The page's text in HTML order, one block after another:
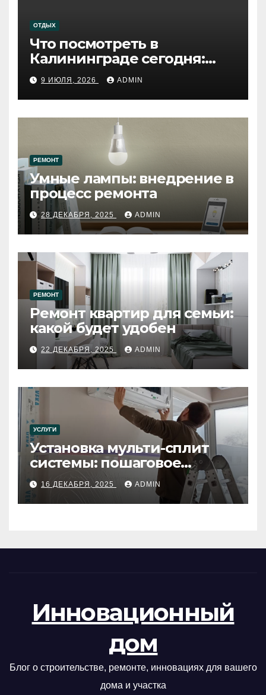
ОТДЫХ
Что посмотреть в
Калининграде сегодня:
путеводитель по самому
западному городу России
9 ИЮЛЯ, 2026 ADMIN
РЕМОНТ
Умные лампы: внедрение в
процесс ремонта
28 ДЕКАБРЯ, 2025 ADMIN
РЕМОНТ
Ремонт квартир для семьи:
какой будет удобен
22 ДЕКАБРЯ, 2025 ADMIN
УСЛУГИ
Установка мульти-сплит
системы: пошаговое
руководство
16 ДЕКАБРЯ, 2025 ADMIN
Инновационный
дом
Блог о строительстве, ремонте, инновациях для вашего
дома и участка